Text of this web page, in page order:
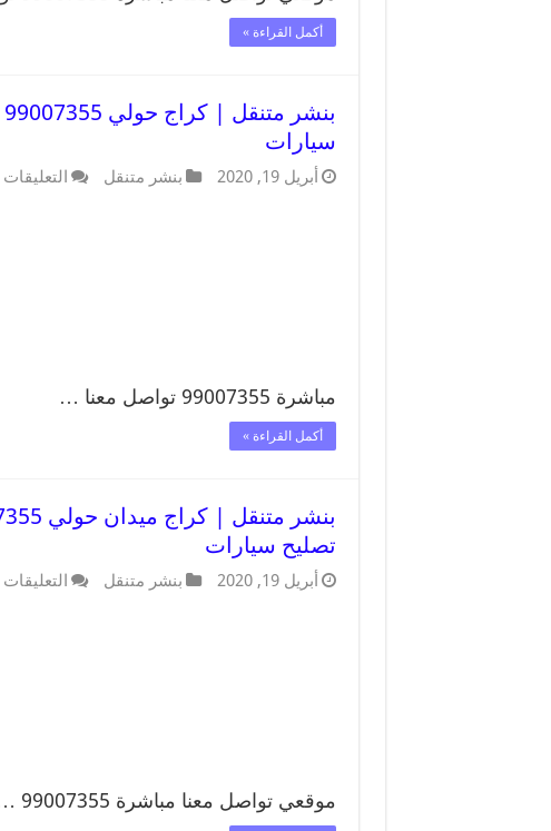
أكمل القراءة »
سيارات
أبريل 19, 2020 بنشر متنقل التعليقات
مباشرة 99007355 تواصل معنا …
أكمل القراءة »
تصليح سيارات
أبريل 19, 2020 بنشر متنقل التعليقات
موقعي تواصل معنا مباشرة 99007355 …